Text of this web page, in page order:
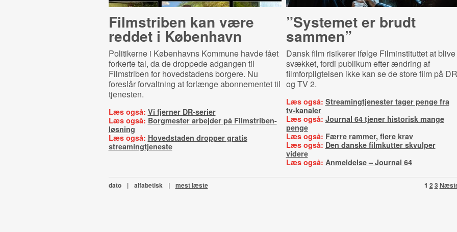
Filmstriben kan være
reddet i København
Politikerne i Københavns Kommune havde fået
forkerte tal, da de droppede adgangen til
Filmstriben for hovedstadens borgere. Nu
foreslår forvaltning at forlænge abonnementet til
tjenesten.
Læs også: Vi fjerner DR-serier
Læs også: Borgmester arbejder på Filmstriben-
løsning
Læs også: Hovedstaden dropper gratis
streamingtjeneste
”Systemet er brudt
sammen”
Dansk film risikerer ifølge Filminstituttet at blive
svækket, fordi publikum efter ændring af
filmforpligtelsen ikke kan se de store film på DR
og TV 2.
Læs også: Streamingtjenester tager penge fra
tv-kanaler
Læs også: Journal 64 tjener historisk mange
penge
Læs også: Færre rammer, flere krav
Læs også: Den danske filmkutter skvulper
videre
Læs også: Anmeldelse – Journal 64
1 2 3
dato | alfabetisk | mest læste